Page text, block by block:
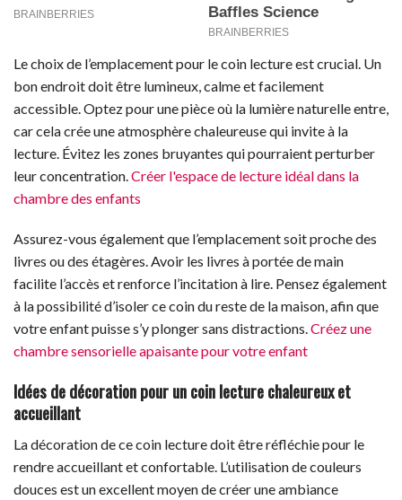
Le choix de l’emplacement pour le coin lecture est crucial. Un
bon endroit doit être lumineux, calme et facilement
accessible. Optez pour une pièce où la lumière naturelle entre,
car cela crée une atmosphère chaleureuse qui invite à la
lecture. Évitez les zones bruyantes qui pourraient perturber
leur concentration. Créer l'espace de lecture idéal dans la
chambre des enfants
Assurez-vous également que l’emplacement soit proche des
livres ou des étagères. Avoir les livres à portée de main
facilite l’accès et renforce l’incitation à lire. Pensez également
à la possibilité d’isoler ce coin du reste de la maison, afin que
votre enfant puisse s’y plonger sans distractions.Créez une
chambre sensorielle apaisante pour votre enfant
Idées de décoration pour un coin lecture chaleureux et
accueillant
La décoration de ce coin lecture doit être réfléchie pour le
rendre accueillant et confortable. L’utilisation de couleurs
douces est un excellent moyen de créer une ambiance